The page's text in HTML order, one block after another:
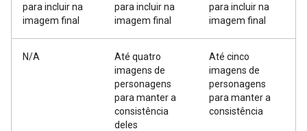
para incluir na
imagem final
para incluir na
imagem final
para incluir na
imagem final
N/A
Até quatro
imagens de
personagens
para manter a
consistência
deles
Até cinco
imagens de
personagens
para manter a
consistência